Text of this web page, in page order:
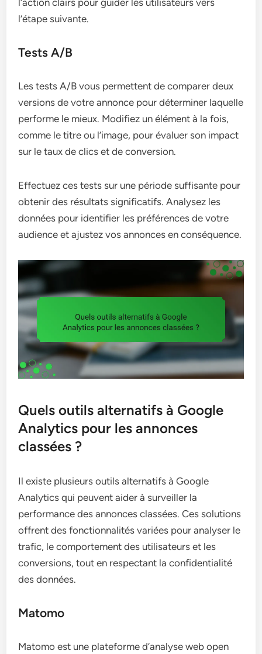
l’action clairs pour guider les utilisateurs vers
l’étape suivante.
Tests A/B
Les tests A/B vous permettent de comparer deux
versions de votre annonce pour déterminer laquelle
performe le mieux. Modifiez un élément à la fois,
comme le titre ou l’image, pour évaluer son impact
sur le taux de clics et de conversion.
Effectuez ces tests sur une période suffisante pour
obtenir des résultats significatifs. Analysez les
données pour identifier les préférences de votre
audience et ajustez vos annonces en conséquence.
Quels outils alternatifs à Google
Analytics pour les annonces
classées ?
Il existe plusieurs outils alternatifs à Google
Analytics qui peuvent aider à surveiller la
performance des annonces classées. Ces solutions
offrent des fonctionnalités variées pour analyser le
trafic, le comportement des utilisateurs et les
conversions, tout en respectant la confidentialité
des données.
Matomo
Matomo est une plateforme d’analyse web open